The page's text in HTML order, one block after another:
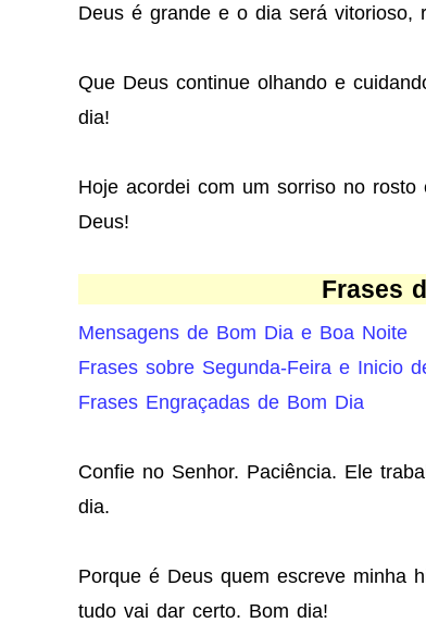
Deus é grande e o dia será vitorioso,
Que Deus continue olhando e
dia!
Hoje acordei com um sorriso no
Deus!
Frases
Mensagens de Bom Dia e Boa Noite
Frases sobre Segunda-Feira e Inicio
Frases Engraçadas de Bom Dia
Confie no Senhor. Paciência. Ele
dia.
Porque é Deus quem escreve minha
tudo vai dar certo. Bom dia!